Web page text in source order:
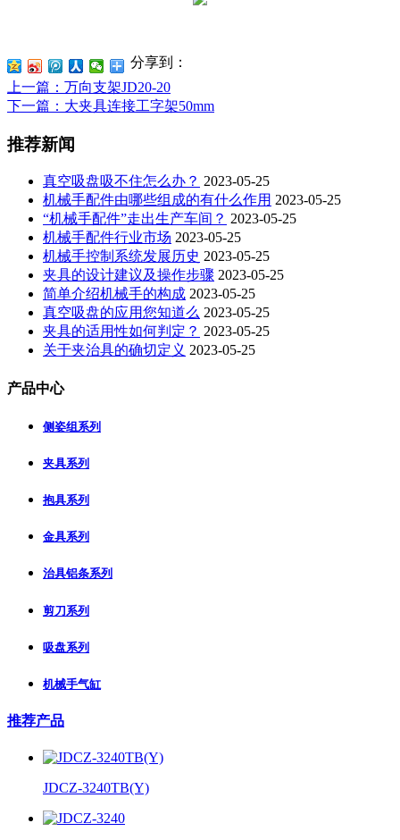
分享到：
上一篇 ：万向支架JD20-20
下一篇 ：大夹具连接工字架50mm
推荐新闻
真空吸盘吸不住怎么办？ 2023-05-25
机械手配件由哪些组成的有什么作用 2023-05-25
“机械手配件”走出生产车间？ 2023-05-25
机械手配件行业市场 2023-05-25
机械手控制系统发展历史 2023-05-25
夹具的设计建议及操作步骤 2023-05-25
简单介绍机械手的构成 2023-05-25
真空吸盘的应用您知道么 2023-05-25
夹具的适用性如何判定？ 2023-05-25
关于夹治具的确切定义 2023-05-25
产品中心
侧姿组系列
夹具系列
抱具系列
金具系列
治具铝条系列
剪刀系列
吸盘系列
机械手气缸
推荐产品
JDCZ-3240TB(Y)